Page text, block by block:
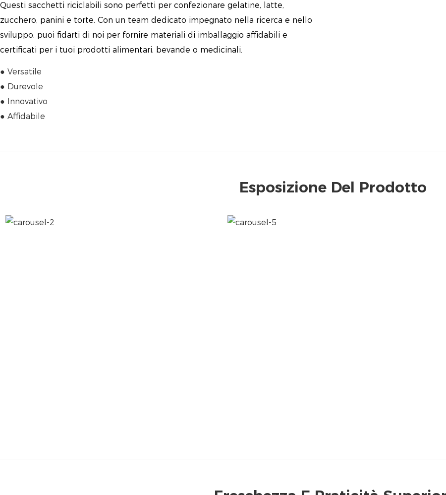
Questi sacchetti riciclabili sono perfetti per confezionare gelatine, latte,
zucchero, panini e torte. Con un team dedicato impegnato nella ricerca e nello
sviluppo, puoi fidarti di noi per fornire materiali di imballaggio affidabili e
certificati per i tuoi prodotti alimentari, bevande o medicinali.
● Versatile
● Durevole
● Innovativo
● Affidabile
Esposizione Del Prodotto